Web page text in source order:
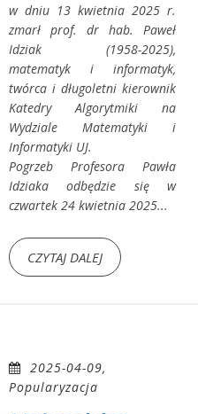
w dniu 13 kwietnia 2025 r.
zmarł prof. dr hab. Paweł
Idziak (1958-2025),
matematyk i informatyk,
twórca i długoletni kierownik
Katedry Algorytmiki na
Wydziale Matematyki i
Informatyki UJ.
Pogrzeb Profesora Pawła
Idziaka odbędzie się w
czwartek 24 kwietnia 2025...
CZYTAJ DALEJ
2025-04-09,
Popularyzacja